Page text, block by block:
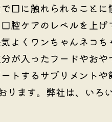
口に触れられること
腔ケアのレベルを上
よくワンちゃんネコ
が入ったフードやお
トするサプリメント
ます。弊社は、いろ